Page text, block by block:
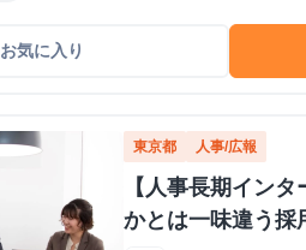
お気に入り
東京都 人事/広報
【人事長期イン
かとは一味違う採